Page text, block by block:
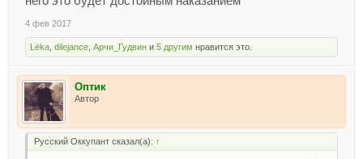
4 фев 2017
Lёka dilejance Арчи_Гудвин и 5 другим нравится это.
Оптик
Автор
Русский Оккупант сказал(а): ↑